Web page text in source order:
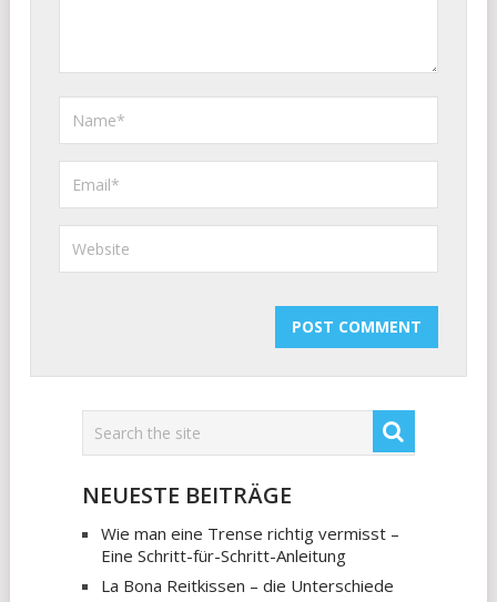
NEUESTE BEITRÄGE
Wie man eine Trense richtig vermisst –
Eine Schritt-für-Schritt-Anleitung
La Bona Reitkissen – die Unterschiede